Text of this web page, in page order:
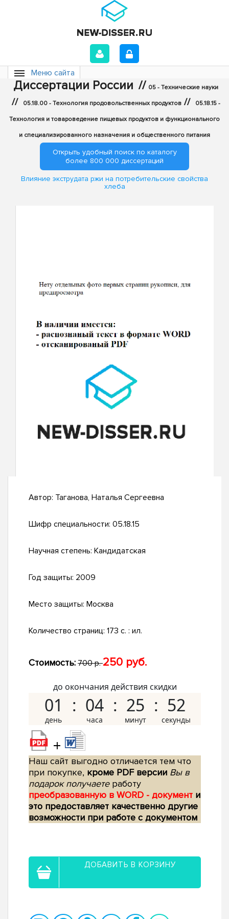
Меню сайта
Диссертации России // 05 - Технические науки
// 05.18.00 - Технология продовольственных продуктов // 05.18.15 -
Технология и товароведение пищевых продуктов и функционального
и специализированного назначения и общественного питания
Открыть удобный поиск по каталогу
более 800 000 диссертаций
Влияние экструдата ржи на потребительские свойства
хлеба
Автор: Таганова, Наталья Сергеевна
Шифр специальности: 05.18.15
Научная степень: Кандидатская
Год защиты: 2009
Место защиты: Москва
Количество страниц: 173 с. : ил.
Стоимость: 700 р.250 руб.
до окончания действия скидки
01 04 25 51
+
Наш сайт выгодно отличается тем что
при покупке, кроме PDF версии Вы в
подарок получаетеработу
преобразованную в WORD - документ и
это предоставляет качественно другие
возможности при работе с документом
ДОБАВИТЬ В КОРЗИНУ